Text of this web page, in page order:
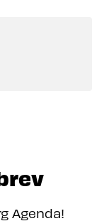
Agenda!